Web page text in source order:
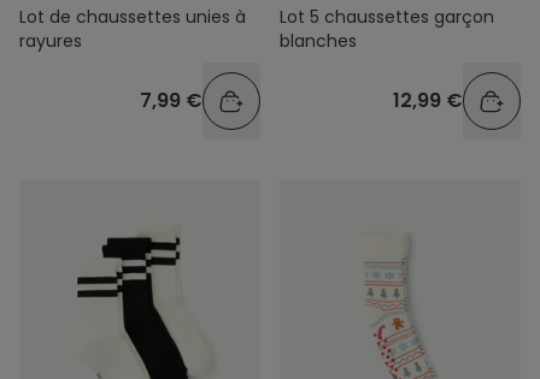
Lot de chaussettes unies à
rayures
7,99 €
Lot 5 chaussettes garçon
blanches
12,99 €